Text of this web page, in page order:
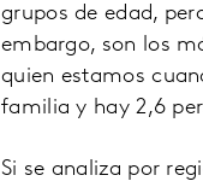
grupos de edad,
embargo, son los
quien estamos
familia y hay 2,6
Si se analiza por